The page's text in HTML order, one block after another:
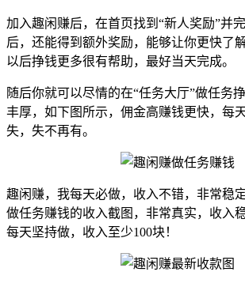
加入趣闲赚后，在首页找到“新人奖励”并
后，还能得到额外奖励，能够让你更快了
以后挣钱更多很有帮助，最好当天完成。
随后你就可以尽情的在“任务大厅”做任务
丰厚，如下图所示，佣金高赚钱更快，每
失，失不再有。
趣闲赚，我每天必做，收入不错，非常稳
做任务赚钱的收入截图，非常真实，收入
每天坚持做，收入至少100块！